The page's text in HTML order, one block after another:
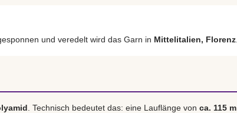
und veredelt wird das Garn in Mittelitalien, Florenz
. Technisch bedeutet das: eine Lauflänge von ca. 115 m